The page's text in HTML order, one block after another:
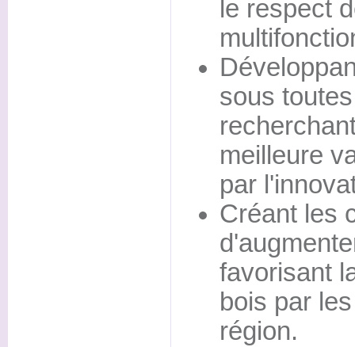
le respect
sous
meilleure
par
Créant les
favorisant
bois par
région.